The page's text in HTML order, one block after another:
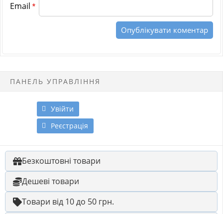
Email *
ПАНЕЛЬ УПРАВЛІННЯ
Увійти
Реєстрація
Безкоштовні товари
Дешеві товари
Товари від 10 до 50 грн.